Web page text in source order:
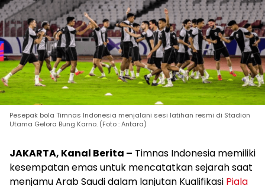
Pesepak bola Timnas Indonesia menjalani sesi latihan resmi di Stadion
Utama Gelora Bung Karno. (Foto : Antara)
JAKARTA, Kanal Berita – Timnas Indonesia memiliki
kesempatan emas untuk mencatatkan sejarah saat
menjamu Arab Saudi dalam lanjutan Kualifikasi Piala